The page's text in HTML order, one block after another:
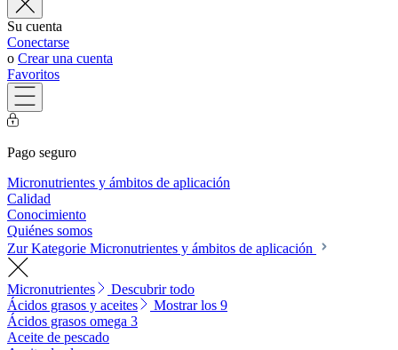
Su cuenta
Conectarse
o Crear una cuenta
Favoritos
Pago seguro
Micronutrientes y ámbitos de aplicación
Calidad
Conocimiento
Quiénes somos
Zur Kategorie Micronutrientes y ámbitos de aplicación
Micronutrientes
Descubrir todo
Ácidos grasos y aceites
Mostrar los 9
Ácidos grasos omega 3
Aceite de pescado